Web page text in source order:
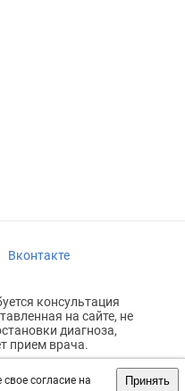
согласие на
Принять
Вконтакте
консультация
на сайте, не
диагноза,
прием врача.